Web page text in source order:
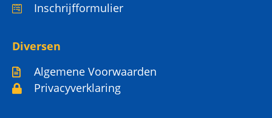
Inschrijfformulier
Diversen
Algemene Voorwaarden
Privacyverklaring